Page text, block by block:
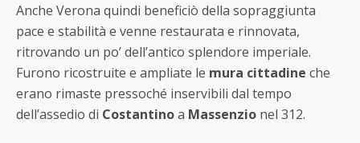
Anche Verona quindi beneficiò della sopraggiunta
pace e stabilità e venne restaurata e rinnovata,
ritrovando un po’ dell’antico splendore imperiale.
Furono ricostruite e ampliate le mura cittadine che
erano rimaste pressoché inservibili dal tempo
dell’assedio di Costantinoa Massenzio nel 312.